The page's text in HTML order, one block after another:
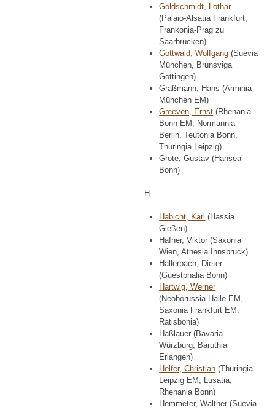
Goldschmidt, Lothar
(Palaio-Alsatia Frankfurt,
Frankonia-Prag zu
Saarbrücken)
Gottwald, Wolfgang (Suevia
München, Brunsviga
Göttingen)
Graßmann, Hans (Arminia
München EM)
Greeven, Ernst (Rhenania
Bonn EM, Normannia
Berlin, Teutonia Bonn,
Thuringia Leipzig)
Grote, Gustav (Hansea
Bonn)
H
Habicht, Karl (Hassia
Gießen)
Hafner, Viktor (Saxonia
Wien, Athesia Innsbruck)
Hallerbach, Dieter
(Guestphalia Bonn)
Hartwig, Werner
(Neoborussia Halle EM,
Saxonia Frankfurt EM,
Ratisbonia)
Haßlauer (Bavaria
Würzburg, Baruthia
Erlangen)
Helfer, Christian (Thuringia
Leipzig EM, Lusatia,
Rhenania Bonn)
Hemmeter, Walther (Suevia